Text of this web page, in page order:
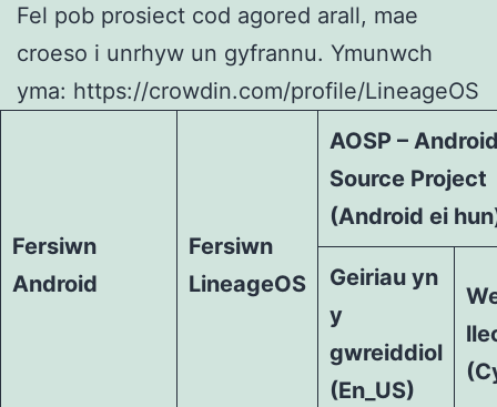
Fel pob prosiect cod agored arall, mae
croeso i unrhyw un gyfrannu. Ymunwch
yma: https://crowdin.com/profile/LineageOS
Fersiwn
Android
Fersiwn
LineageOS
AOSP –
Source Project
(Android ei
Geiriau yn
y
gwreiddiol
(En_US)